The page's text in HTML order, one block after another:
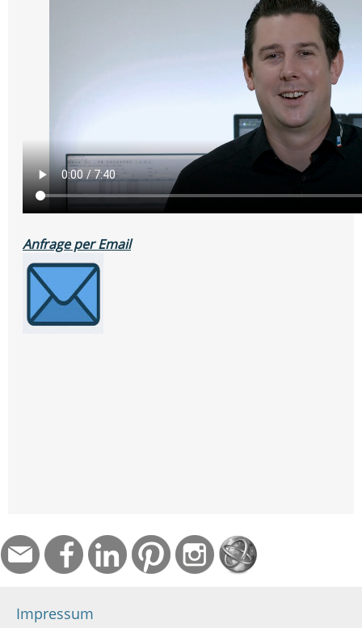
Anfrage per Email
Impressum